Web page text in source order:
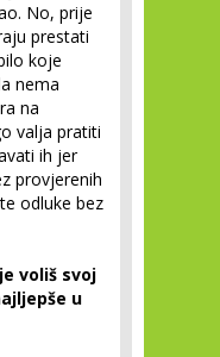
No, prije
prestati
koje
nema
na
valja pratiti
ih jer
provjerenih
odluke bez
voliš svoj
u